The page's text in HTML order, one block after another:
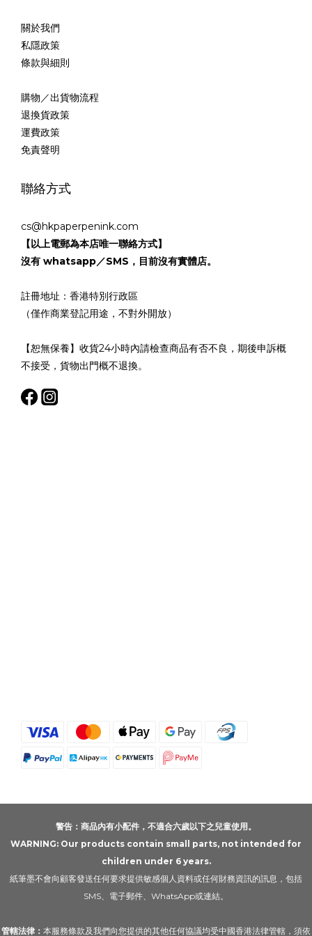
關於我們
私隱政策
條款與細則
購物／出貨物流程
退換貨政策
運費政策
免責聲明
聯絡方式
cs@hkpaperpenink.com
【以上電郵為本店唯一聯絡方式】
沒有 whatsapp／SMS，目前沒有實體店。
註冊地址：香港特別行政區
（僅作商業登記用途，不對外開放）
【恕無保養】收貨24小時內請檢查商品有否不良，期後申訴概
不接受，貨物出門概不退換。
警告：商品內有小配件，不適合六歲以下之兒童使用。
WARNING: Our products contain small parts, not intended for
children under 6 years.
紙筆墨不會向顧客發送任何要求提供敏感個人資料或任何財務資訊的訊息，包括
SMS、電子郵件、WhatsApp或連結。
管轄法律： 本服務條款及我們向您提供的其他任何協議均受中國香港法律管轄，須依